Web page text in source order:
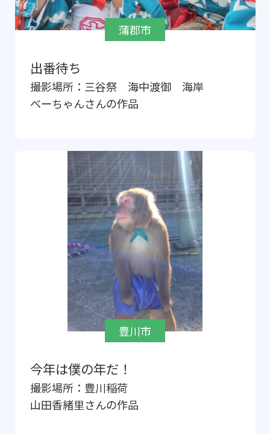
蒲郡市
出番待ち
撮影場所： 三谷祭 海中渡御 海岸
べーちゃんさんの作品
豊川市
今年は僕の年だ！
撮影場所： 豊川稲荷
山田香緒里さんの作品